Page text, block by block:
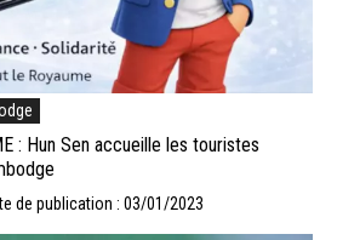
: Hun Sen accueille les touristes
de publication : 03/01/2023